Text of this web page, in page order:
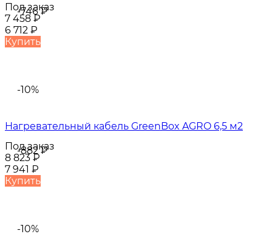
-746₽
Под заказ
7 458 ₽
6 712 ₽
Купить
-10%
-882₽
Нагревательный кабель GreenBox AGRO 6,5 м2
Под заказ
8 823₽
7 941 ₽
Купить
-10%